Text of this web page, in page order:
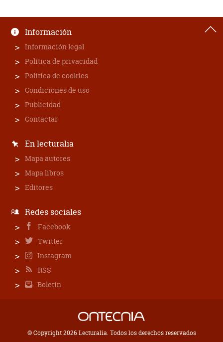
Información
Información legal
Política de privacidad
Política de cookies
Condiciones de uso
Publicidad
Contactar
En lecturalia
Mapa autores
Mapa libros
Editores
Redes sociales
Facebook
Twitter
Instagram
RSS
Boletín
© Copyright 2026 Lecturalia. Todos los derechos reservados